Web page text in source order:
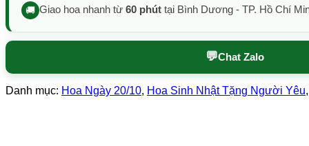
🚚 Giao hoa nhanh từ 60 phút tại Bình Dương - TP. Hồ Chí
💬Chat Zalo
Danh mục: Hoa Ngày 20/10, Hoa Sinh Nhật Tặng Người Yêu,